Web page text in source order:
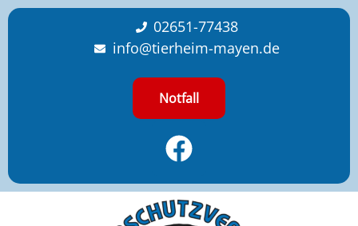
content
02651-77438
info@tierheim-mayen.de
Notfall